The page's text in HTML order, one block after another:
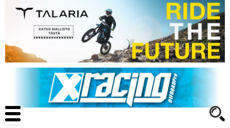
pääsisältöön
Main
navigation